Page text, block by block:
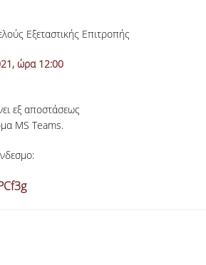
Εξεταστικής Επιτροπής
ώρα 12:00
εξ αποστάσεως
MS Teams.